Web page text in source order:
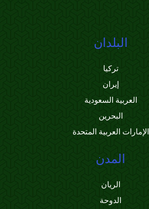
البلدان
تركيا
إيران
العربية السعودية
البحرين
الإمارات العربية المتحدة
المدن
الريان
الدوحة